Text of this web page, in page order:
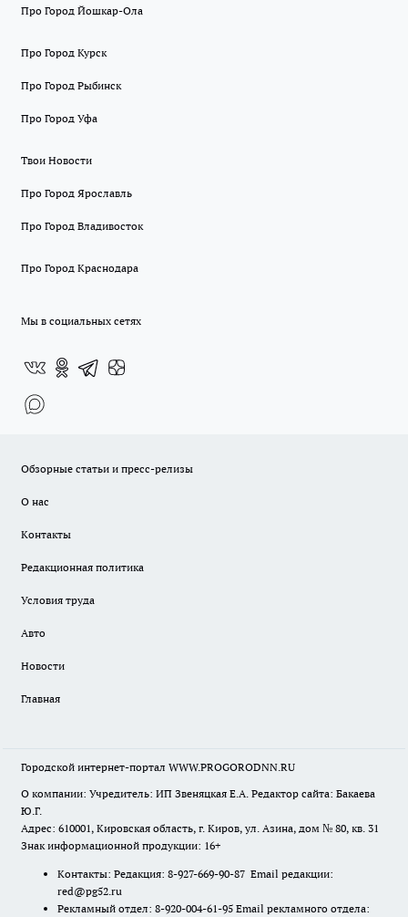
Про Город Йошкар-Ола
Про Город Курск
Про Город Рыбинск
Про Город Уфа
Твои Новости
Про Город Ярославль
Про Город Владивосток
Про Город Краснодара
Мы в социальных сетях
Обзорные статьи и пресс-релизы
О нас
Контакты
Редакционная политика
Условия труда
Авто
Новости
Главная
Городской интернет-портал WWW.PROGORODNN.RU
О компании: Учредитель: ИП Звеняцкая Е.А. Редактор сайта: Бакаева
Ю.Г.
Адрес: 610001, Кировская область, г. Киров, ул. Азина, дом № 80, кв. 31
Знак информационной продукции: 16+
Контакты: Редакция: 8-927-669-90-87 Email редакции:
red@pg52.ru
Рекламный отдел: 8-920-004-61-95 Email рекламного отдела: